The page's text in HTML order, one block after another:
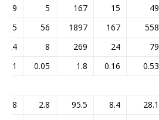
49
15
167
5
139
558
167
1897
56
79
24
269
8
224
0.53
0.16
1.8
0.05
1.51
28.1
8.4
95.5
2.8
79.8